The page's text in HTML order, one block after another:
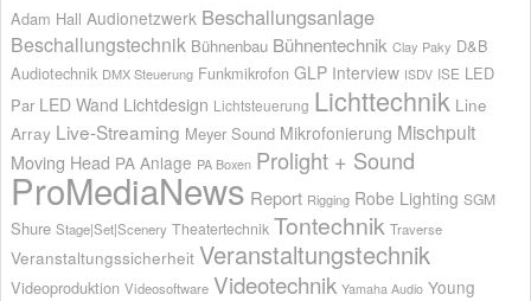
Adam Hall Audionetzwerk Beschallungsanlage
Beschallungstechnik Bühnenbau Bühnentechnik Clay Paky D&B
Audiotechnik DMX Steuerung Funkmikrofon GLP Interview ISDV ISE LED
Par LED Wand Lichtdesign Lichtsteuerung Lichttechnik Line
Array Live-Streaming Meyer Sound Mikrofonierung Mischpult
Moving Head PA Anlage PA Boxen Prolight + Sound
ProMediaNews Report Rigging Robe Lighting SGM
Shure Stage|Set|Scenery Theatertechnik Tontechnik Traverse
Veranstaltungssicherheit Veranstaltungstechnik
Videoproduktion Videosoftware Videotechnik Yamaha Audio Young